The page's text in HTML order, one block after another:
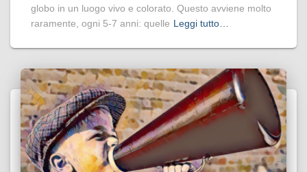
globo in un luogo vivo e colorato. Questo avviene molto
raramente, ogni 5-7 anni: quelle Leggi tutto…